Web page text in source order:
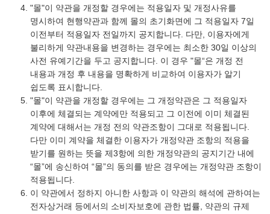
"몰"이 약관을 개정할 경우에는 적용일자 및 개정사유를
명시하여 현행약관과 함께 몰의 초기화면에 그 적용일자 7일
이전부터 적용일자 전일까지 공지합니다. 다만, 이용자에게
불리하게 약관내용을 변경하는 경우에는 최소한 30일 이상의
사전 유예기간을 두고 공지합니다. 이 경우 "몰“은 개정 전
내용과 개정 후 내용을 명확하게 비교하여 이용자가 알기
쉽도록 표시합니다.
"몰"이 약관을 개정할 경우에는 그 개정약관은 그 적용일자
이후에 체결되는 계약에만 적용되고 그 이전에 이미 체결된
계약에 대해서는 개정 전의 약관조항이 그대로 적용됩니다.
다만 이미 계약을 체결한 이용자가 개정약관 조항의 적용을
받기를 원하는 뜻을 제3항에 의한 개정약관의 공지기간 내에
“몰”에 송신하여 “몰”의 동의를 받은 경우에는 개정약관 조항이
적용됩니다.
이 약관에서 정하지 아니한 사항과 이 약관의 해석에 관하여는
전자상거래 등에서의 소비자보호에 관한 법률, 약관의 규제